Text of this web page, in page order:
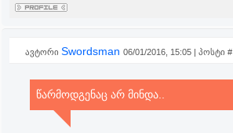
ავტორი Swordsman 06/01/2016, 15:05 | პოსტი #
წარმოდგენაც არ მინდა..